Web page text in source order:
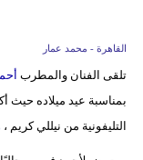
القاهرة - محمد عمار
تلقى الفنان والمطرب
بمناسبة عيد ميلاده حيث
التليفونية من نيللي كريم ،